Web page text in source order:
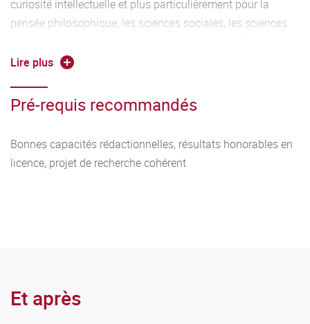
curiosité intellectuelle et plus particulièrement pour la
pensée philosophique, les sciences sociales, les sciences
d’une bonne culture générale et être ouvert au monde ;
travail, seul ou en équipe.
Lire plus
Pré-requis recommandés
Bonnes capacités rédactionnelles, résultats honorables en
licence, projet de recherche cohérent
Et après